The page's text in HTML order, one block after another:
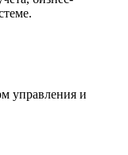
управления и